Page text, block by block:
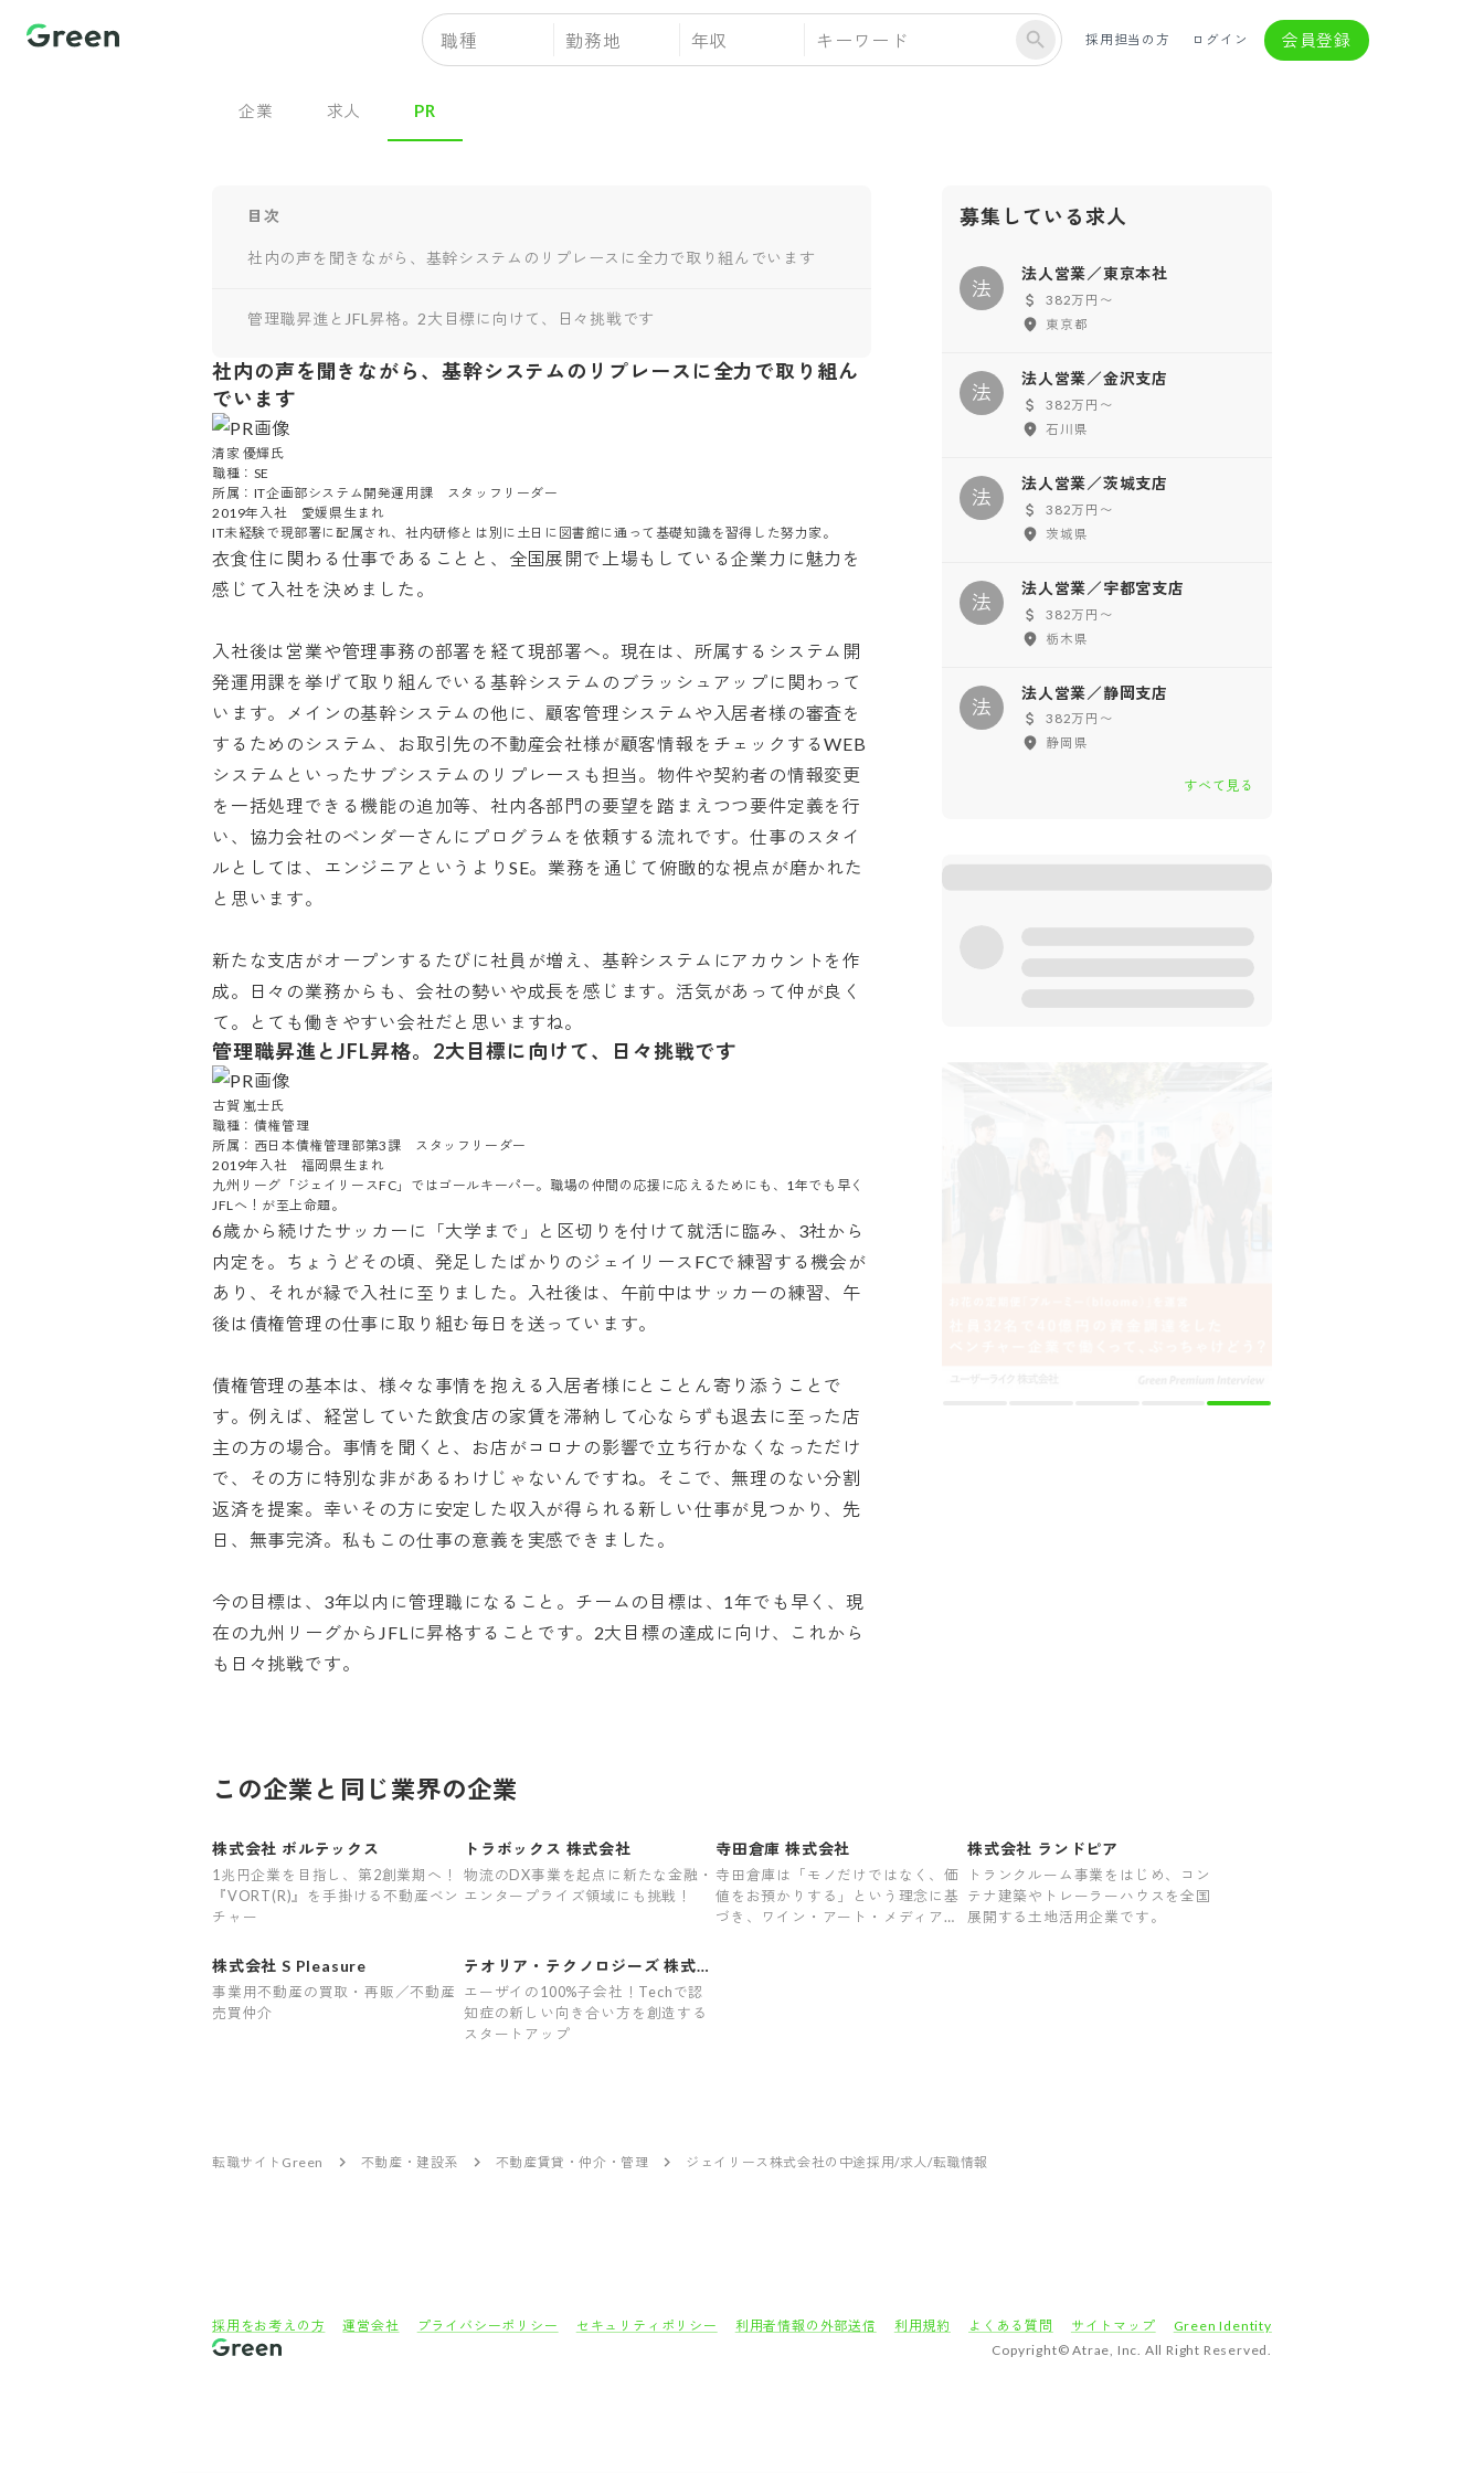
職種 勤務地 年収 採用担当の方 ログイン 会員登録
企業 求人 PR
目次
社内の声を聞きながら、基幹システムのリプレースに全力で取り組んでいます
管理職昇進とJFL昇格。2大目標に向けて、日々挑戦です
社内の声を聞きながら、基幹システムのリプレースに全力で取り組ん
でいます
清家 優輝氏
職種：SE
所属：IT企画部システム開発運用課　スタッフリーダー
2019年入社　愛媛県生まれ
IT未経験で現部署に配属され、社内研修とは別に土日に図書館に通って基礎知識を習得した努力家。
衣食住に関わる仕事であることと、全国展開で上場もしている企業力に魅力を
感じて入社を決めました。
入社後は営業や管理事務の部署を経て現部署へ。現在は、所属するシステム開
発運用課を挙げて取り組んでいる基幹システムのブラッシュアップに関わって
います。メインの基幹システムの他に、顧客管理システムや入居者様の審査を
するためのシステム、お取引先の不動産会社様が顧客情報をチェックするWEB
システムといったサブシステムのリプレースも担当。物件や契約者の情報変更
を一括処理できる機能の追加等、社内各部門の要望を踏まえつつ要件定義を行
い、協力会社のベンダーさんにプログラムを依頼する流れです。仕事のスタイ
ルとしては、エンジニアというよりSE。業務を通じて俯瞰的な視点が磨かれた
と思います。
新たな支店がオープンするたびに社員が増え、基幹システムにアカウントを作
成。日々の業務からも、会社の勢いや成長を感じます。活気があって仲が良く
て。とても働きやすい会社だと思いますね。
管理職昇進とJFL昇格。2大目標に向けて、日々挑戦です
古賀 嵐士氏
職種：債権管理
所属：西日本債権管理部第3課　スタッフリーダー
2019年入社　福岡県生まれ
九州リーグ「ジェイリースFC」ではゴールキーパー。職場の仲間の応援に応えるためにも、1年でも早く
JFLへ！が至上命題。
6歳から続けたサッカーに「大学まで」と区切りを付けて就活に臨み、3社から
内定を。ちょうどその頃、発足したばかりのジェイリースFCで練習する機会が
あり、それが縁で入社に至りました。入社後は、午前中はサッカーの練習、午
後は債権管理の仕事に取り組む毎日を送っています。
債権管理の基本は、様々な事情を抱える入居者様にとことん寄り添うことで
す。例えば、経営していた飲食店の家賃を滞納して心ならずも退去に至った店
主の方の場合。事情を聞くと、お店がコロナの影響で立ち行かなくなっただけ
で、その方に特別な非があるわけじゃないんですね。そこで、無理のない分割
返済を提案。幸いその方に安定した収入が得られる新しい仕事が見つかり、先
日、無事完済。私もこの仕事の意義を実感できました。
今の目標は、3年以内に管理職になること。チームの目標は、1年でも早く、現
在の九州リーグからJFLに昇格することです。2大目標の達成に向け、これから
も日々挑戦です。
募集している求人
法
法人営業／東京本社
382万円〜
東京都
法
法人営業／金沢支店
382万円〜
石川県
法
法人営業／茨城支店
382万円〜
茨城県
法
法人営業／宇都宮支店
382万円〜
栃木県
法
法人営業／静岡支店
382万円〜
静岡県
すべて見る
この企業と同じ業界の企業
株式会社 ボルテックス
1兆円企業を目指し、第2創業期へ！
『VORT(R)』を手掛ける不動産ベン
チャー
トラボックス 株式会社
物流のDX事業を起点に新たな金融・
エンタープライズ領域にも挑戦！
寺田倉庫 株式会社
寺田倉庫は「モノだけではなく、価
値をお預かりする」という理念に基
づき、ワイン・アート・メディア保
株式会社 ランドピア
トランクルーム事業をはじめ、コン
テナ建築やトレーラーハウスを全国
展開する土地活用企業です。
株式会社 S Pleasure
事業用不動産の買取・再販／不動産
売買仲介
テオリア・テクノロジーズ 株式会
社
エーザイの100%子会社！Techで認
知症の新しい向き合い方を創造する
スタートアップ
転職サイトGreen 不動産・建設系 不動産賃貸・仲介・管理 ジェイリース株式会社の中途採用/求人/転職情報
採用をお考えの方 運営会社 プライバシーポリシー セキュリティポリシー 利用者情報の外部送信 利用規約 よくある質問 サイトマップ
Green Identity
Copyright© Atrae, Inc. All Right Reserved.